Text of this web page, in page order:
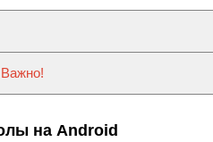
Важно!
на Android